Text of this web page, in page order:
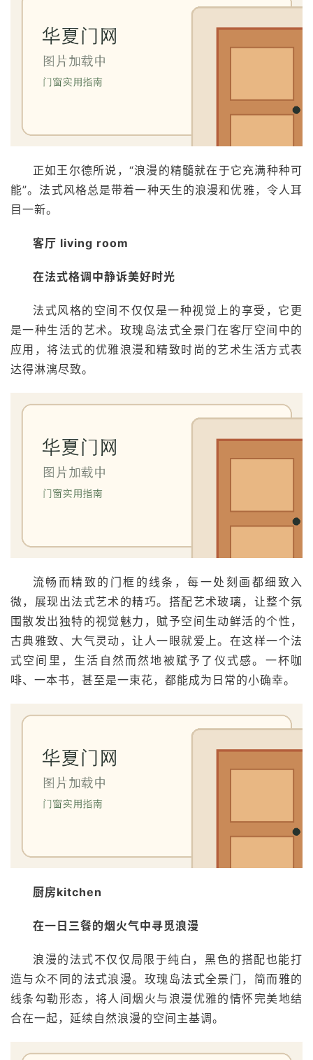
页
室
门
正如王尔德所说，“浪漫的精髓就在于它充满种种可
能”。法式风格总是带着一种天生的浪漫和优雅，令人耳
目一新。
客厅 living room
在法式格调中静诉美好时光
法式风格的空间不仅仅是一种视觉上的享受，它更
是一种生活的艺术。玫瑰岛法式全景门在客厅空间中的
应用，将法式的优雅浪漫和精致时尚的艺术生活方式表
达得淋漓尽致。
流畅而精致的门框的线条，每一处刻画都细致入
微，展现出法式艺术的精巧。搭配艺术玻璃，让整个氛
围散发出独特的视觉魅力，赋予空间生动鲜活的个性，
古典雅致、大气灵动，让人一眼就爱上。在这样一个法
式空间里，生活自然而然地被赋予了仪式感。一杯咖
啡、一本书，甚至是一束花，都能成为日常的小确幸。
厨房kitchen
在一日三餐的烟火气中寻觅浪漫
浪漫的法式不仅仅局限于纯白，黑色的搭配也能打
造与众不同的法式浪漫。玫瑰岛法式全景门，简而雅的
线条勾勒形态，将人间烟火与浪漫优雅的情怀完美地结
合在一起，延续自然浪漫的空间主基调。